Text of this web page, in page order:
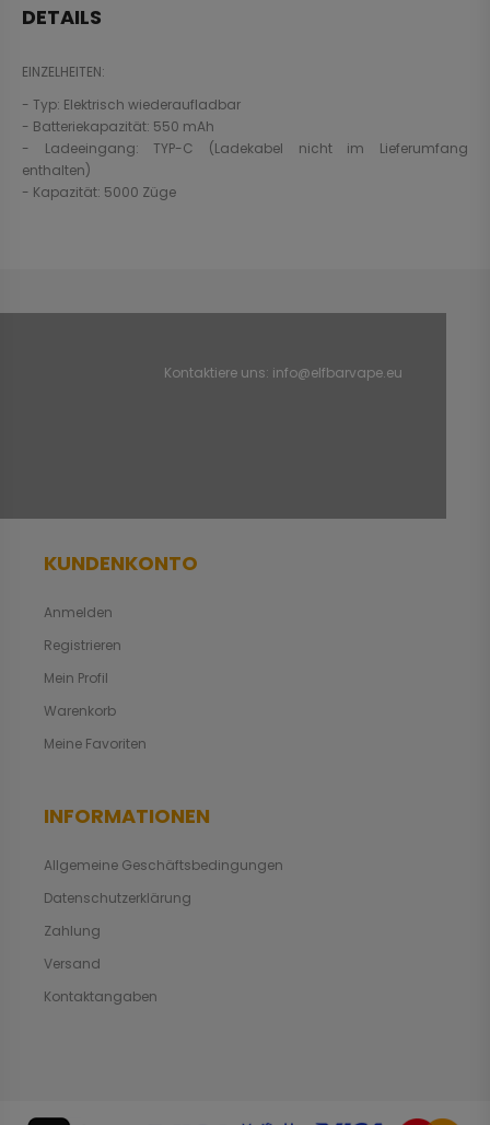
DETAILS
EINZELHEITEN:
- Typ: Elektrisch wiederaufladbar
- Batteriekapazität: 550 mAh
- Ladeeingang: TYP-C (Ladekabel nicht im Lieferumfang
enthalten)
- Kapazität: 5000 Züge
Kontaktiere uns: info@elfbarvape.eu
KUNDENKONTO
Anmelden
Registrieren
Mein Profil
Warenkorb
Meine Favoriten
INFORMATIONEN
Allgemeine Geschäftsbedingungen
Datenschutzerklärung
Zahlung
Versand
Kontaktangaben